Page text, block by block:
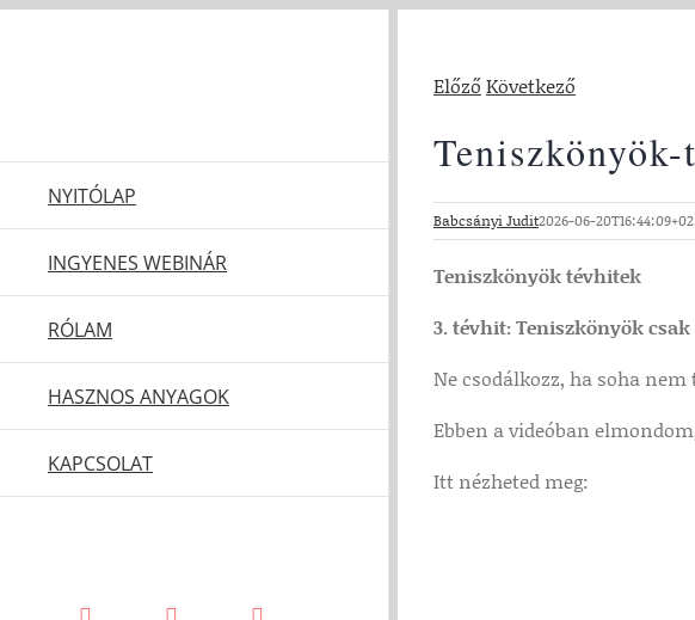
NYITÓLAP
INGYENES WEBINÁR
RÓLAM
HASZNOS ANYAGOK
KAPCSOLAT
ElőzőKövetkező
Babcsányi Judit2026-06-
Teniszkönyök tévhitek
3. tévhit: Teniszkönyök
Ne csodálkozz, ha soha
Ebben a videóban
Itt nézheted meg: